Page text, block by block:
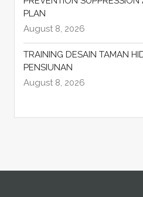
PLAN
August 8, 2026
TRAINING DESAIN TAMAN
PENSIUNAN
August 8, 2026